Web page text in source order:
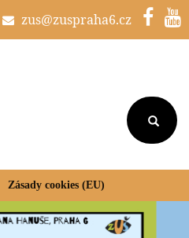
zus@zuspraha6.cz
Zásady cookies (EU)